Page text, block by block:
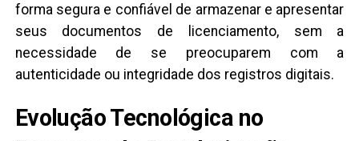
forma segura e confiável de armazenar e apresentar
seus documentos de licenciamento, sem a
necessidade de se preocuparem com a
autenticidade ou integridade dos registros digitais.
Evolução Tecnológica no